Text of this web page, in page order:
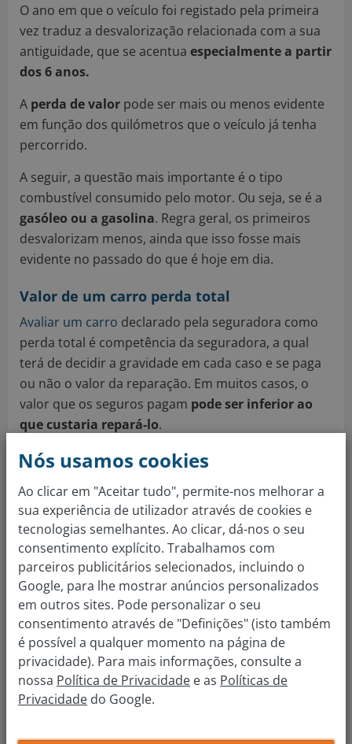
O ano em que o veículo foi registado pela primeira
vez traduz a desvalorização relacionada com a sua
antiguidade, que se acentua especialmente a partir
dos 6 anos.
A perda de valor pode ser mais ou menos evidente
em função dos quilómetros que o veículo já tenha
percorrido.
A seguir, a questão mais importante é o tipo
combustível consumido pelo motor. Ou seja, se é a
gasóleo ou a gasolina. Regra geral, os primeiros
desvalorizam menos, ainda que isso fosse mais
evidente no passado do que é hoje em dia.
Valor de um carro perda total
Avaliar um carro declarado pela seguradora como
perda total é competência da seguradora, a qual
terá de decidir a gravidade em cada caso e se paga
ou não o valor da reparação. Em muitos casos, o
valor que os seguros pagam pode ser inferior ao
que custaria repará-lo.
calcular o valor de um automóvel
declarado como perda total.
Neste caso, o valor depois do sinistro é conhecido
como“valor salvado”, sendo o valor fixado pela
seguradora no momento de entregar o carro centro
de abate para que possa ser vendido por peças.
Como aumentar o valor venal de um carro?
Una vez analisados estes dados, é necessário avaliar
importantes(vidros, pedais…), assim como os seus
Nós usamos cookies
Ao clicar em "Aceitar tudo", permite-nos melhorar a
sua experiência de utilizador através de cookies e
tecnologias semelhantes. Ao clicar, dá-nos o seu
consentimento explícito. Trabalhamos com
parceiros publicitários selecionados, incluindo o
Google, para lhe mostrar anúncios personalizados
em outros sites. Pode personalizar o seu
consentimento através de "Definições" (isto também
é possível a qualquer momento na página de
privacidade). Para mais informações, consulte a
nossa Política de Privacidade e as Políticas de
Privacidade do Google.